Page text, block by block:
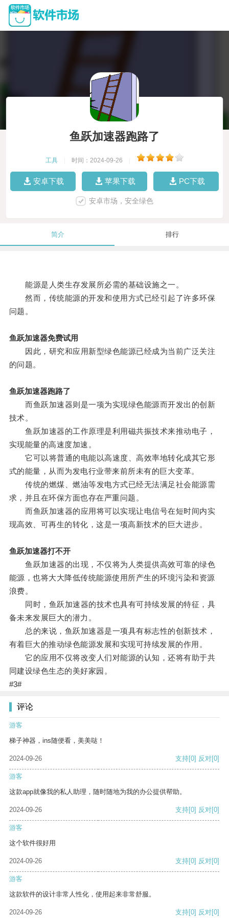
鱼跃加速器跑路了
工具 时间：2024-09-26
安卓下载 苹果下载 PC下载
安卓市场，安全绿色
简介 排行
能源是人类生存发展所必需的基础设施之一。
然而，传统能源的开发和使用方式已经引起了许多环保
问题。
鱼跃加速器免费试用
因此，研究和应用新型绿色能源已经成为当前广泛关注
的问题。
鱼跃加速器跑路了
而鱼跃加速器则是一项为实现绿色能源而开发出的创新
技术。
鱼跃加速器的工作原理是利用磁共振技术来推动电子，
实现能量的高速度加速。
它可以将普通的电能以高速度、高效率地转化成其它形
式的能量，从而为发电行业带来前所未有的巨大变革。
传统的燃煤、燃油等发电方式已经无法满足社会能源需
求，并且在环保方面也存在严重问题。
而鱼跃加速器的应用将可以实现让电信号在短时间内实
现高效、可再生的转化，这是一项高新技术的巨大进步。
鱼跃加速器打不开
鱼跃加速器的出现，不仅将为人类提供高效可靠的绿色
能源，也将大大降低传统能源使用所产生的环境污染和资源
浪费。
同时，鱼跃加速器的技术也具有可持续发展的特征，具
备未来发展巨大的潜力。
总的来说，鱼跃加速器是一项具有标志性的创新技术，
有着巨大的推动绿色能源发展和实现可持续发展的作用。
它的应用不仅将改变人们对能源的认知，还将有助于共
同建设绿色生态的美好家园。
#3#
评论
游客
梯子神器，ins随便看，美美哒！
2024-09-26 支持[0] 反对[0]
游客
这款app就像我的私人助理，随时随地为我的办公提供帮助。
2024-09-26 支持[0] 反对[0]
游客
这个软件很好用
2024-09-26 支持[0] 反对[0]
游客
这款软件的设计非常人性化，使用起来非常舒服。
2024-09-26 支持[0] 反对[0]